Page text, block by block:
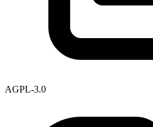
AGPL-3.0